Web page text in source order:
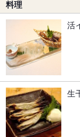
料理
活
生